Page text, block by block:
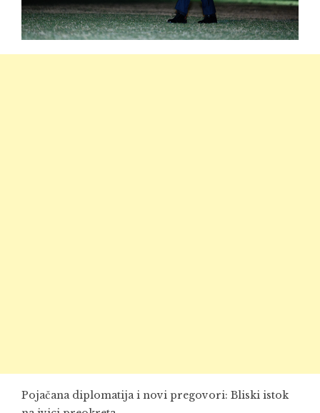
Pojačana diplomatija i novi pregovori: Bliski istok